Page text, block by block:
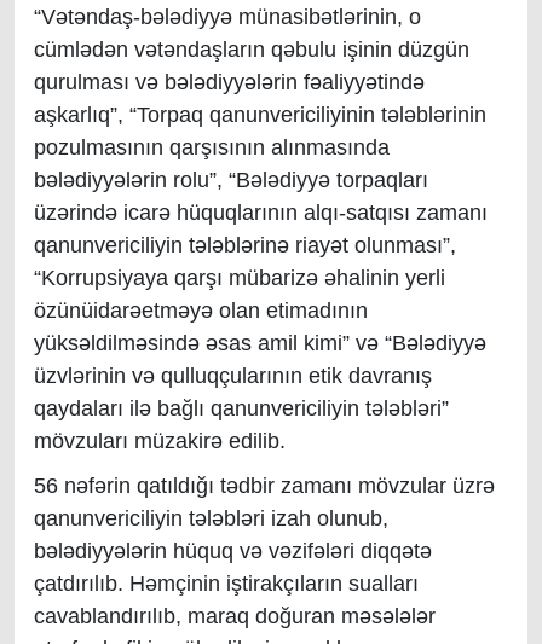
“Vətəndaş-bələdiyyə münasibətlərinin, o
cümlədən vətəndaşların qəbulu işinin düzgün
qurulması və bələdiyyələrin fəaliyyətində
aşkarlıq”, “Torpaq qanunvericiliyinin tələblərinin
pozulmasının qarşısının alınmasında
bələdiyyələrin rolu”, “Bələdiyyə torpaqları
üzərində icarə hüquqlarının alqı-satqısı zamanı
qanunvericiliyin tələblərinə riayət olunması”,
“Korrupsiyaya qarşı mübarizə əhalinin yerli
özünüidarəetməyə olan etimadının
yüksəldilməsində əsas amil kimi” və “Bələdiyyə
üzvlərinin və qulluqçularının etik davranış
qaydaları ilə bağlı qanunvericiliyin tələbləri”
mövzuları müzakirə edilib.
56 nəfərin qatıldığı tədbir zamanı mövzular üzrə
qanunvericiliyin tələbləri izah olunub,
bələdiyyələrin hüquq və vəzifələri diqqətə
çatdırılıb. Həmçinin iştirakçıların sualları
cavablandırılıb, maraq doğuran məsələlər